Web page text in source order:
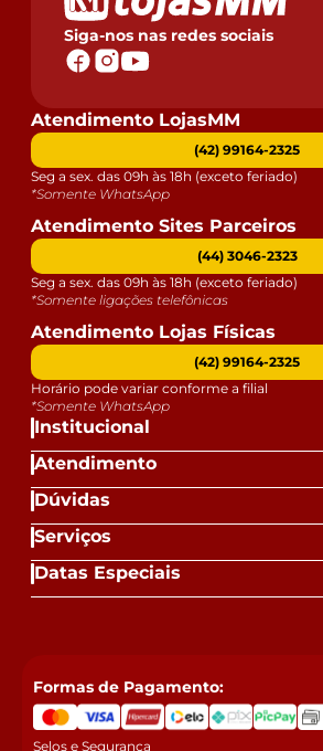
Siga-nos nas redes sociais
Institucional
Atendimento
Dúvidas
Serviços
Datas Especiais
Atendimento LojasMM
(42) 99164-2325
Seg a sex. das 09h às 18h (exceto feriado)
*Somente WhatsApp
Atendimento Sites Parceiros
(44) 3046-2323
Seg a sex. das 09h às 18h (exceto feriado)
*Somente ligações telefônicas
Atendimento Lojas Físicas
(42) 99164-2325
Horário pode variar conforme a filial
*Somente WhatsApp
Formas de Pagamento:
Selos e Segurança